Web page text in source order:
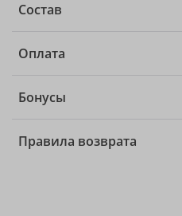
Состав
Оплата
Бонусы
Правила возврата